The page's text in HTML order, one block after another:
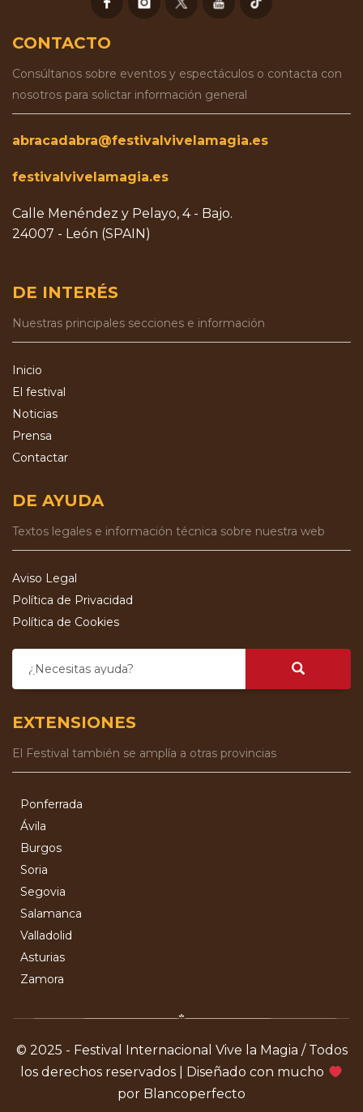
CONTACTO
Consúltanos sobre eventos y espectáculos o contacta con
nosotros para solictar información general
abracadabra@festivalvivelamagia.es
festivalvivelamagia.es
Calle Menéndez y Pelayo, 4 - Bajo.
24007 - León (SPAIN)
DE INTERÉS
Nuestras principales secciones e información
Inicio
El festival
Noticias
Prensa
Contactar
DE AYUDA
Textos legales e información técnica sobre nuestra web
Aviso Legal
Política de Privacidad
Política de Cookies
¿Necesitas ayuda?
EXTENSIONES
El Festival también se amplía a otras provincias
Ponferrada
Ávila
Burgos
Soria
Segovia
Salamanca
Valladolid
Asturias
Zamora
© 2025 - Festival Internacional Vive la Magia / Todos
los derechos reservados | Diseñado con mucho
por Blancoperfecto